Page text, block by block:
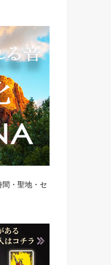
間・聖地・セ